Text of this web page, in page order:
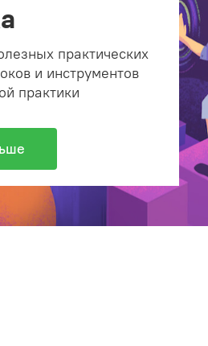
практических
и инструментов
практики